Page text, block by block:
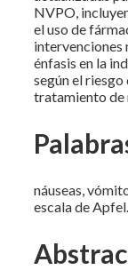
NVPO,
el uso de
intervenciones
énfasis en la
según el riesgo
tratamiento de
náuseas,
escala de Apfel.